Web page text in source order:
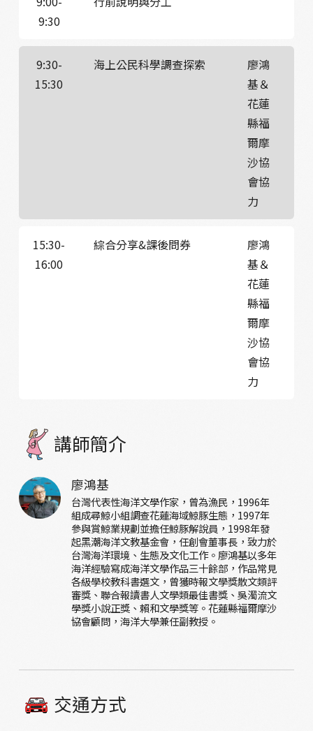
9:30
9:30-
15:30
海上公民科學調查探索
廖鴻
基＆
花蓮
縣福
爾摩
沙協
會協
力
15:30-
16:00
綜合分享&課後問券
廖鴻
基＆
花蓮
縣福
爾摩
沙協
會協
力
講師簡介
廖鴻基
台灣代表性海洋文學作家，曾為漁民，1996年
組成尋鯨小組調查花蓮海域鯨豚生態，1997年
參與賞鯨業規劃並擔任鯨豚解說員，1998年發
起黑潮海洋文教基金會，任創會董事長，致力於
台灣海洋環境、生態及文化工作。廖鴻基以多年
海洋經驗寫成海洋文學作品三十餘部，作品常見
各級學校教科書選文，曾獲時報文學獎散文類評
審獎、聯合報讀書人文學類最佳書獎、吳濁流文
學獎小說正獎、賴和文學獎等。花蓮縣福爾摩沙
協會顧問，海洋大學兼任副教授。
交通方式